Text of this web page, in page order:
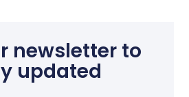
newsletter to
updated